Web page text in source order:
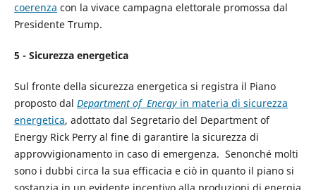
coerenza con la vivace campagna elettorale promossa dal
Presidente Trump.
5 - Sicurezza energetica
Sul fronte della sicurezza energetica si registra il Piano
proposto dal Department of Energy in materia di sicurezza
energetica, adottato dal Segretario del Department of
Energy Rick Perry al fine di garantire la sicurezza di
approvvigionamento in caso di emergenza. Senonché molti
sono i dubbi circa la sua efficacia e ciò in quanto il piano si